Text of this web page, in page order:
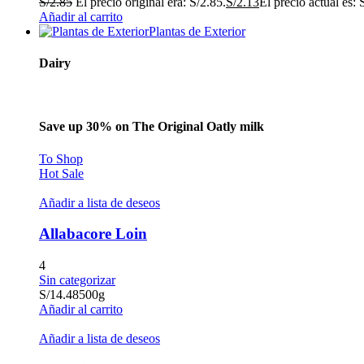
Añadir al carrito
Plantas de Exterior
Dairy
Save up 30% on The Original Oatly milk
To Shop
Hot Sale
Añadir a lista de deseos
Allabacore Loin
4
Sin categorizar
S/14.48500g
Añadir al carrito
Añadir a lista de deseos